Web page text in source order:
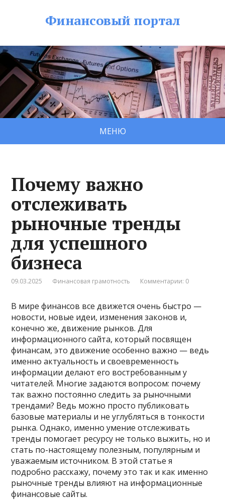
Финансовый портал
МЕНЮ
Почему важно
отслеживать
рыночные тренды
для успешного
бизнеса
09.03.2025 Финансовая грамотность Комментарии: 0
В мире финансов все движется очень быстро —
новости, новые идеи, изменения законов и,
конечно же, движение рынков. Для
информационного сайта, который посвящен
финансам, это движение особенно важно — ведь
именно актуальность и своевременность
информации делают его востребованным у
читателей. Многие задаются вопросом: почему
так важно постоянно следить за рыночными
трендами? Ведь можно просто публиковать
базовые материалы и не углубляться в тонкости
рынка. Однако, именно умение отслеживать
тренды помогает ресурсу не только выжить, но и
стать по-настоящему полезным, популярным и
уважаемым источником. В этой статье я
подробно расскажу, почему это так и как именно
рыночные тренды влияют на информационные
финансовые сайты.